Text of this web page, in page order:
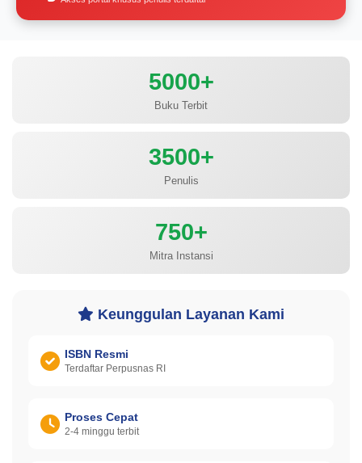
5000+
Buku Terbit
3500+
Penulis
750+
Mitra Instansi
Keunggulan Layanan Kami
ISBN Resmi
Terdaftar Perpusnas RI
Proses Cepat
2-4 minggu terbit